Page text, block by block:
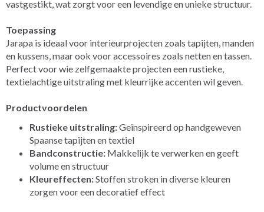
vastgestikt, wat zorgt voor een levendige en unieke structuur.
Toepassing
Jarapa is ideaal voor interieurprojecten zoals tapijten, manden
en kussens, maar ook voor accessoires zoals netten en tassen.
Perfect voor wie zelfgemaakte projecten een rustieke,
textielachtige uitstraling met kleurrijke accenten wil geven.
Productvoordelen
Rustieke uitstraling:Geïnspireerd op handgeweven
Spaanse tapijten en textiel
Bandconstructie: Makkelijk te verwerken en geeft
volume en structuur
Kleureffecten:Stoffen stroken in diverse kleuren
zorgen voor een decoratief effect